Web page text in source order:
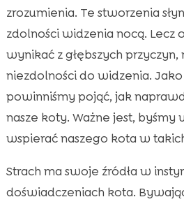
zrozumienia. Te stworzenia
zdolności widzenia nocą. Lecz
wynikać z głębszych przyczyn,
niezdolności do widzenia.
powinniśmy pojąć, jak
nasze koty. Ważne jest, byśmy
wspierać naszego kota w
Strach ma swoje źródła w
doświadczeniach kota.